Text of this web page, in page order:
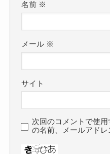
名前 ※
メール ※
サイト
次回のコメントで使
の名前、メールアドレ